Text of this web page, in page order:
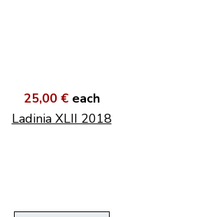
25,00 € each
Ladinia XLII 2018